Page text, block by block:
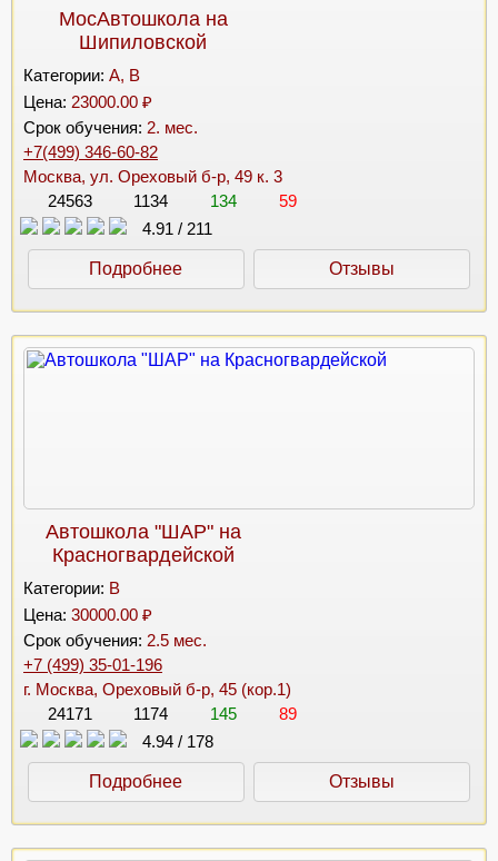
МосАвтошкола на
Шипиловской
Категории: A, B
Цена: 23000.00 ₽
Срок обучения: 2. мес.
+7(499) 346-60-82
Москва, ул. Ореховый б-р, 49 к. 3
24563
1134 134
59
4.91 / 211
Подробнее Отзывы
Автошкола "ШАР" на
Красногвардейской
Категории: B
Цена: 30000.00 ₽
Срок обучения: 2.5 мес.
+7 (499) 35-01-196
г. Москва, Ореховый б-р, 45 (кор.1)
24171
1174 145
89
4.94 / 178
Подробнее Отзывы